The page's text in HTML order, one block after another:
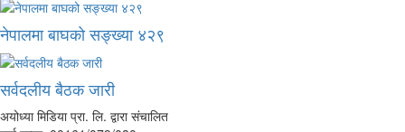
नेपालमा बाघको सङ्ख्या ४२९
सर्वदलीय बैठक जारी
अयोध्या मिडिया प्रा. लि. द्वारा संचालित